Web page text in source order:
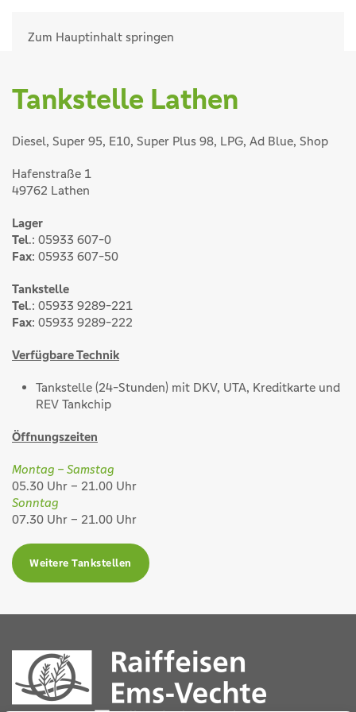
Zum Hauptinhalt springen
Tankstelle Lathen
Diesel, Super 95, E10, Super Plus 98, LPG, Ad Blue, Shop
Hafenstraße 1
49762 Lathen
Lager
Tel.: 05933 607-0
Fax: 05933 607-50
Tankstelle
Tel.: 05933 9289-221
Fax: 05933 9289-222
Verfügbare Technik
Tankstelle (24-Stunden) mit DKV, UTA, Kreditkarte und
REV Tankchip
Öffnungszeiten
Montag – Samstag
05.30 Uhr – 21.00 Uhr
Sonntag
07.30 Uhr – 21.00 Uhr
Weitere Tankstellen